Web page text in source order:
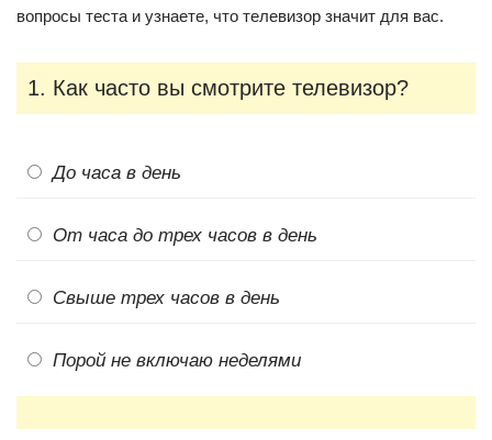
вопросы теста и узнаете, что телевизор значит для вас.
1. Как часто вы смотрите телевизор?
До часа в день
От часа до трех часов в день
Свыше трех часов в день
Порой не включаю неделями